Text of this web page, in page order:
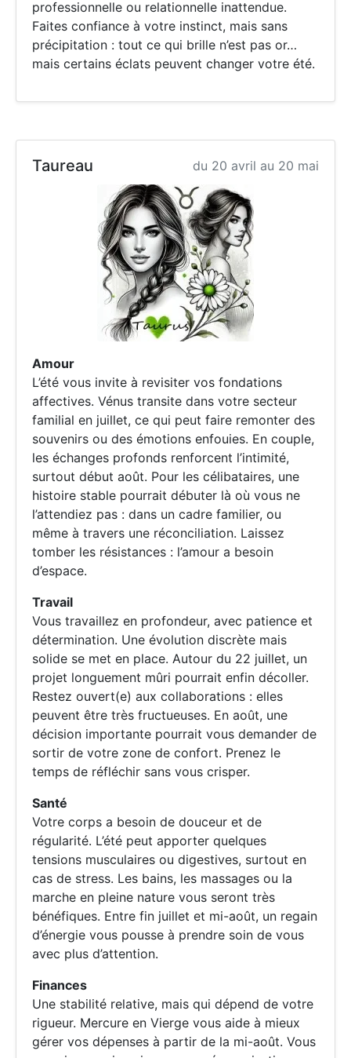
professionnelle ou relationnelle inattendue.
Faites confiance à votre instinct, mais sans
précipitation : tout ce qui brille n’est pas or…
mais certains éclats peuvent changer votre été.
Taureau du 20 avril au 20 mai
Amour
L’été vous invite à revisiter vos fondations
affectives. Vénus transite dans votre secteur
familial en juillet, ce qui peut faire remonter des
souvenirs ou des émotions enfouies. En couple,
les échanges profonds renforcent l’intimité,
surtout début août. Pour les célibataires, une
histoire stable pourrait débuter là où vous ne
l’attendiez pas : dans un cadre familier, ou
même à travers une réconciliation. Laissez
tomber les résistances : l’amour a besoin
d’espace.
Travail
Vous travaillez en profondeur, avec patience et
détermination. Une évolution discrète mais
solide se met en place. Autour du 22 juillet, un
projet longuement mûri pourrait enfin décoller.
Restez ouvert(e) aux collaborations : elles
peuvent être très fructueuses. En août, une
décision importante pourrait vous demander de
sortir de votre zone de confort. Prenez le
temps de réfléchir sans vous crisper.
Santé
Votre corps a besoin de douceur et de
régularité. L’été peut apporter quelques
tensions musculaires ou digestives, surtout en
cas de stress. Les bains, les massages ou la
marche en pleine nature vous seront très
bénéfiques. Entre fin juillet et mi-août, un regain
d’énergie vous pousse à prendre soin de vous
avec plus d’attention.
Finances
Une stabilité relative, mais qui dépend de votre
rigueur. Mercure en Vierge vous aide à mieux
gérer vos dépenses à partir de la mi-août. Vous